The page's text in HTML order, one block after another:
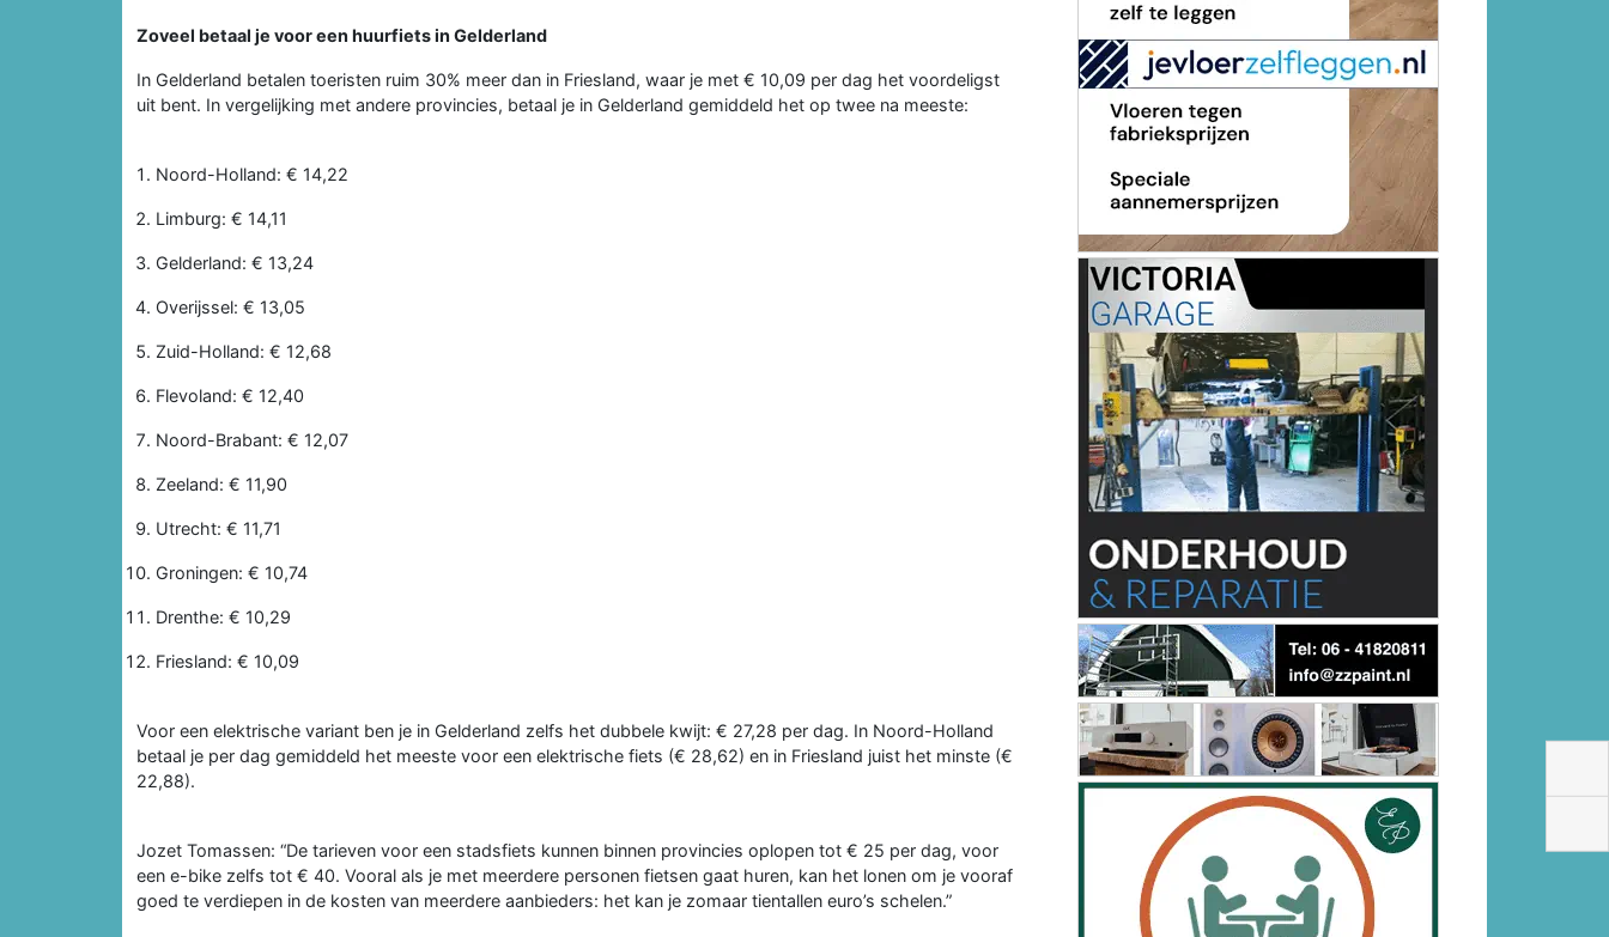
Zoveel betaal je voor een huurfiets in Gelderland
In Gelderland betalen toeristen ruim 30% meer dan in Friesland, waar je met € 10,09 per dag het voordeligst
uit bent. In vergelijking met andere provincies, betaal je in Gelderland gemiddeld het op twee na meeste:
Noord-Holland: € 14,22
Limburg: € 14,11
Gelderland: € 13,24
Overijssel: € 13,05
Zuid-Holland: € 12,68
Flevoland: € 12,40
Noord-Brabant: € 12,07
Zeeland: € 11,90
Utrecht: € 11,71
Groningen: € 10,74
Drenthe: € 10,29
Friesland: € 10,09
Voor een elektrische variant ben je in Gelderland zelfs het dubbele kwijt: € 27,28 per dag. In Noord-Holland
betaal je per dag gemiddeld het meeste voor een elektrische fiets (€ 28,62) en in Friesland juist het minste (€
22,88).
Jozet Tomassen: “De tarieven voor een stadsfiets kunnen binnen provincies oplopen tot € 25 per dag, voor
een e-bike zelfs tot € 40. Vooral als je met meerdere personen fietsen gaat huren, kan het lonen om je vooraf
goed te verdiepen in de kosten van meerdere aanbieders: het kan je zomaar tientallen euro’s schelen.”